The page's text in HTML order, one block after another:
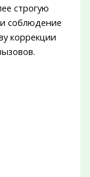
строгую
соблюдение
коррекции